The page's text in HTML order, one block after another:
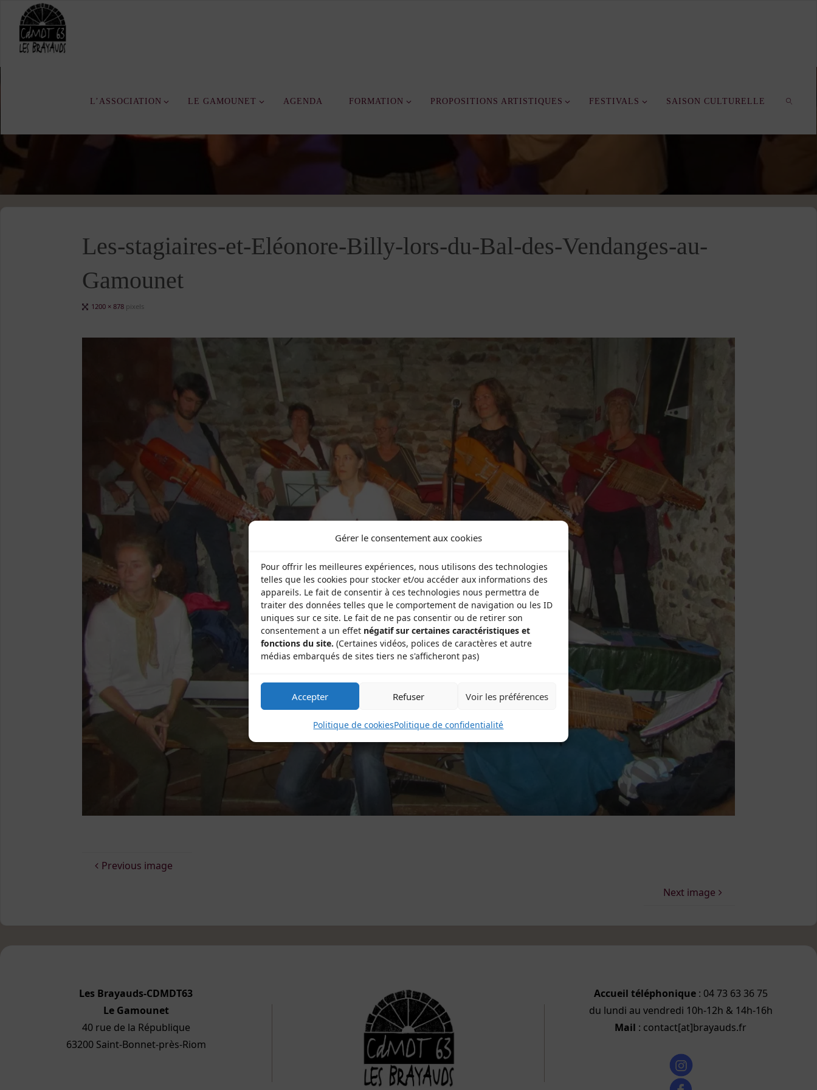
Gérer le consentement aux cookies
Pour offrir les meilleures expériences, nous utilisons des technologies
telles que les cookies pour stocker et/ou accéder aux informations des
appareils. Le fait de consentir à ces technologies nous permettra de
traiter des données telles que le comportement de navigation ou les ID
uniques sur ce site. Le fait de ne pas consentir ou de retirer son
consentement a un effet négatif sur certaines caractéristiques et
fonctions du site. (Certaines vidéos, polices de caractères et autre
médias embarqués de sites tiers ne s'afficheront pas)
Accepter Refuser Voir les préférences
Politique de cookiesPolitique de confidentialité
content
L’ASSOCIATION LE GAMOUNET AGENDA FORMATION PROPOSITIONS ARTISTIQUES FESTIVALS SAISON CULTURELLE
Les-stagiaires-et-Eléonore-Billy-lors-du-Bal-des-Vendanges-au-
Gamounet
Full1200 × 878 pixels
Previous image
Next image
Les Brayauds-CDMDT63
Le Gamounet
40 rue de la République
63200 Saint-Bonnet-près-Riom
Accueil téléphonique: 04 73 63 36 75
du lundi au vendredi 10h-12h & 14h-16h
Mail : contact[at]brayauds.fr